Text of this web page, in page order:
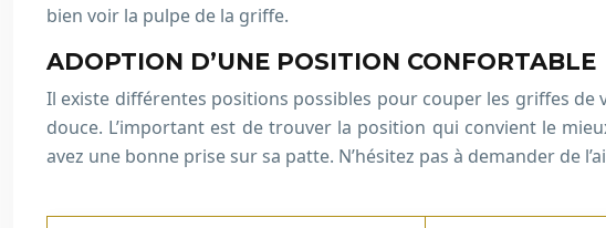
bien voir la pulpe de la griffe.
ADOPTION D’UNE POSITION CONFORTABLE
Il existe différentes positions possibles pour couper les griffes de
douce. L’important est de trouver la position qui convient le
avez une bonne prise sur sa patte. N’hésitez pas à demander de